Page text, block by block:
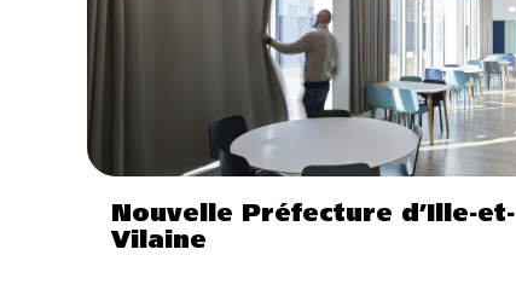
Nouvelle Préfecture d’Ille-et-
Vilaine